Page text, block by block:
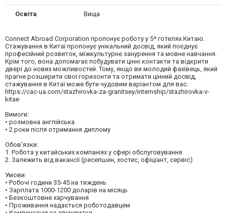
Освіта Вища
Connect Abroad Corporation пропонує роботу у 5* готелях Китаю.
Стажування в Китаї пропонує унікальний досвід, який поєднує
професійний розвиток, міжкультурне занурення та мовне навчання.
Крім того, вона допомагає побудувати цінні контакти та відкрити
двері до нових можливостей. Тому, якщо ви молодий фахівець, який
прагне розширити свої горизонти та отримати цінний досвід,
стажування в Китаї може бути чудовим варіантом для вас.
https://cac-ua.com/stazhirovka-za-granitsey/internship/stazhirovka-v-
kitae
Вимоги:
• розмовна англійська
• 2 роки після отримання диплому
Обов'язки:
1. Робота у китайських компаніях у сфері обслуговування
2. Залежить від вакансії (ресепшен, хостес, офіціант, сервіс)
Умови:
• Робочі години 35-45 на тиждень
• Зарплата 1000-1200 доларів на місяць
• Безкоштовне харчування
• Проживання надається роботодавцем